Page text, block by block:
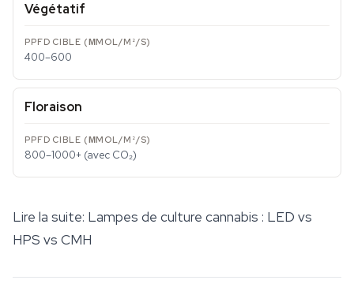
Végétatif
400–600
Floraison
800–1000+ (avec CO₂)
Lire la suite: Lampes de culture cannabis : LED vs
HPS vs CMH